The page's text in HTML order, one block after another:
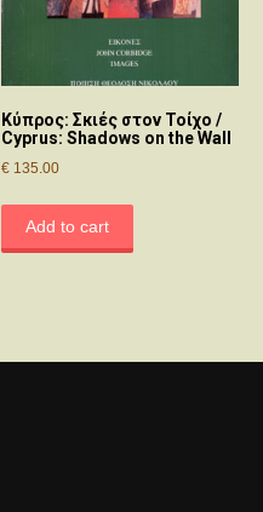
Κύπρος: Σκιές στον Τοίχο /
Cyprus: Shadows on the Wall
€ 135.00
Add to cart